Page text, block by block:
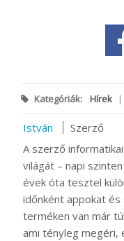
Kategóriák: Hírek |
István
Szerző
A szerző
világát – napi
évek óta tesztel
időnként appokat
terméken van már
ami tényleg megéri,